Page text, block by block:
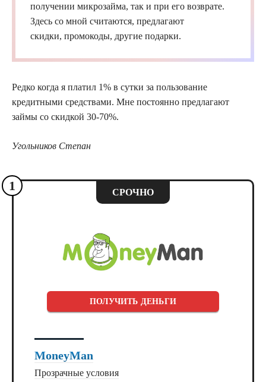
получении микрозайма, так и при его возврате.
Здесь со мной считаются, предлагают
скидки, промокоды, другие подарки.
Редко когда я платил 1% в сутки за пользование
кредитными средствами. Мне постоянно предлагают
займы со скидкой 30-70%.
Угольников Степан
СРОЧНО
1
ПОЛУЧИТЬ ДЕНЬГИ
MoneyMan
Прозрачные условия